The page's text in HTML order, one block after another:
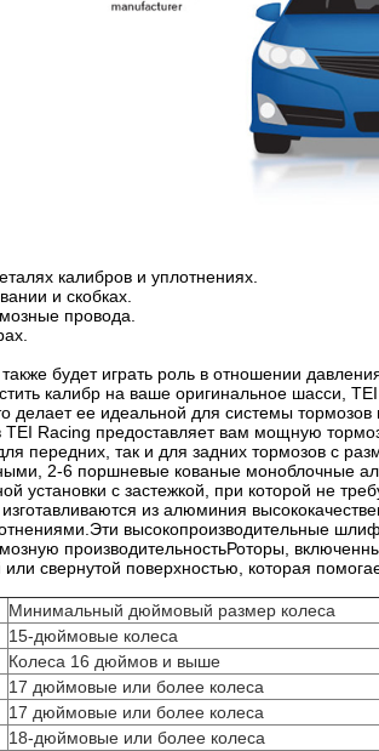
калибров и уплотнениях.
и скобках.
провода.
будет играть роль в отношении
калибр на ваше оригинальное шасси,
делает ее идеальной для системы тормозов
TEI Racing предоставляет вам мощную
передних, так и для задних тормозов с
2-6 поршневые кованые моноблочные
установки с застежкой, при которой не
из алюминия
высокопроизводительные
производительностьРоторы,
свернутой поверхностью, которая
Минимальный дюймовый размер колеса
15-дюймовые колеса
Колеса 16 дюймов и выше
17 дюймовые или более колеса
17 дюймовые или более колеса
18-дюймовые или более колеса